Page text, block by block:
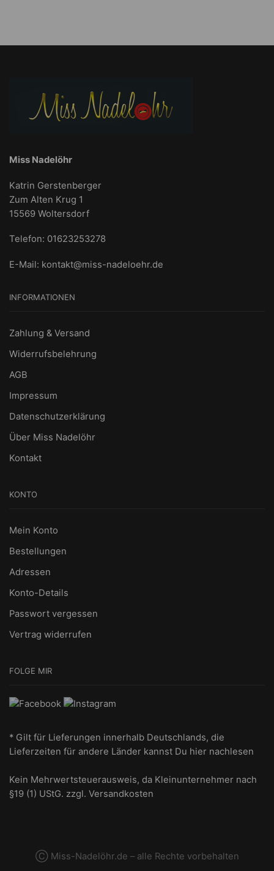
Miss Nadelöhr
Katrin Gerstenberger
Zum Alten Krug 1
15569 Woltersdorf
Telefon: 01623253278
E-Mail: kontakt@miss-nadeloehr.de
INFORMATIONEN
Zahlung & Versand
Widerrufsbelehrung
AGB
Impressum
Datenschutzerklärung
Über Miss Nadelöhr
Kontakt
KONTO
Mein Konto
Bestellungen
Adressen
Konto-Details
Passwort vergessen
Vertrag widerrufen
FOLGE MIR
* Gilt für Lieferungen innerhalb Deutschlands, die
Lieferzeiten für andere Länder kannst Du hier nachlesen
Kein Mehrwertsteuerausweis, da Kleinunternehmer nach
§19 (1) UStG. zzgl. Versandkosten
Ⓒ Miss-Nadelöhr.de – alle Rechte vorbehalten